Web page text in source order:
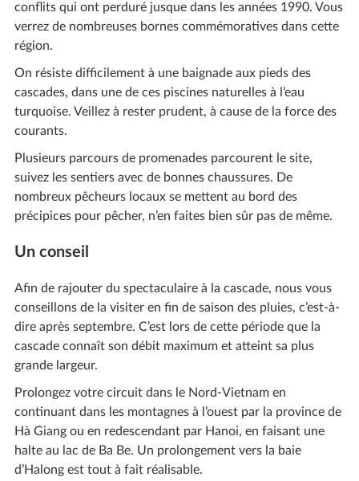
conflits qui ont perduré jusque dans les années 1990. Vous
verrez de nombreuses bornes commémoratives dans cette
région.
On résiste difficilement à une baignade aux pieds des
cascades, dans une de ces piscines naturelles à l’eau
turquoise. Veillez à rester prudent, à cause de la force des
courants.
Plusieurs parcours de promenades parcourent le site,
suivez les sentiers avec de bonnes chaussures. De
nombreux pêcheurs locaux se mettent au bord des
précipices pour pêcher, n’en faites bien sûr pas de même.
Un conseil
Afin de rajouter du spectaculaire à la cascade, nous vous
conseillons de la visiter en fin de saison des pluies, c’est-à-
dire après septembre. C’est lors de cette période que la
cascade connaît son débit maximum et atteint sa plus
grande largeur.
Prolongez votre circuit dans le Nord-Vietnam en
continuant dans les montagnes à l’ouest par la province de
Hà Giang ou en redescendant par Hanoi, en faisant une
halte au lac de Ba Be. Un prolongement vers la baie
d’Halong est tout à fait réalisable.